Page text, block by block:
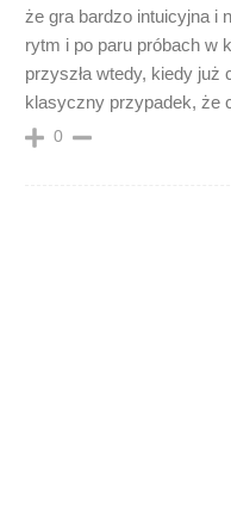
że gra bardzo intuicyjna i
rytm i po paru próbach w
przyszła wtedy, kiedy już
klasyczny przypadek, że
0